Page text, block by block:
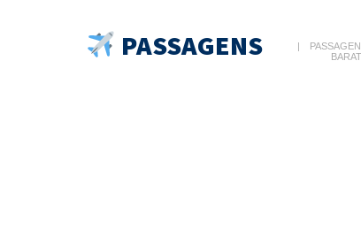
PASSAGENS